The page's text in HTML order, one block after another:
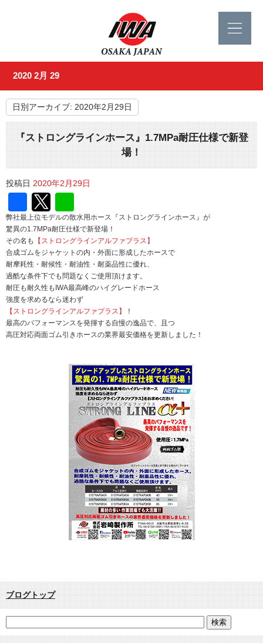
2020 2月 29
日別アーカイブ: 2020年2月29日
『ストロングラインホース』1.7MPa耐圧仕様で新登
場！
投稿日 2020年2月29日
Facebook
弊社最上位モデルの散水用ホース『ストロングラインホース』が
驚異の1.7MPa耐圧仕様で新登場！
その名も
【ストロングラインアルファプラス】
合成ゴムをジャケットの内・外面に形成したホースで
耐摩耗性・耐候性・耐油性・耐薬品性に優れ、
過酷な条件下でも問題なくご使用頂けます。
耐圧も耐久性もIWA最高峰のハイグレードホース
強度を求めるなら迷わず
【ストロングラインアルファプラス】
！
最高のパフォーマンスを発揮する自慢の逸品で、且つ
高圧対応両面ゴム引きホースの業界最安価格を更新しました！
ブログトップ